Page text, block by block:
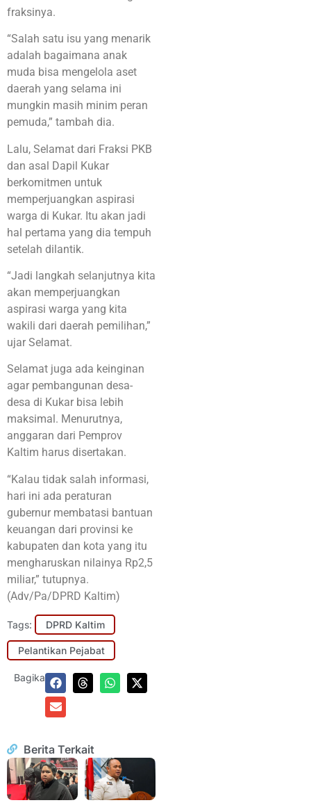
fraksinya.
“Salah satu isu yang menarik
adalah bagaimana anak
muda bisa mengelola aset
daerah yang selama ini
mungkin masih minim peran
pemuda,” tambah dia.
Lalu, Selamat dari Fraksi PKB
dan asal Dapil Kukar
berkomitmen untuk
memperjuangkan aspirasi
warga di Kukar. Itu akan jadi
hal pertama yang dia tempuh
setelah dilantik.
“Jadi langkah selanjutnya kita
akan memperjuangkan
aspirasi warga yang kita
wakili dari daerah pemilihan,”
ujar Selamat.
Selamat juga ada keinginan
agar pembangunan desa-
desa di Kukar bisa lebih
maksimal. Menurutnya,
anggaran dari Pemprov
Kaltim harus disertakan.
“Kalau tidak salah informasi,
hari ini ada peraturan
gubernur membatasi bantuan
keuangan dari provinsi ke
kabupaten dan kota yang itu
mengharuskan nilainya Rp2,5
miliar,” tutupnya.
(Adv/Pa/DPRD Kaltim)
Tags: DPRD Kaltim
Pelantikan Pejabat
Bagikan:
Berita Terkait